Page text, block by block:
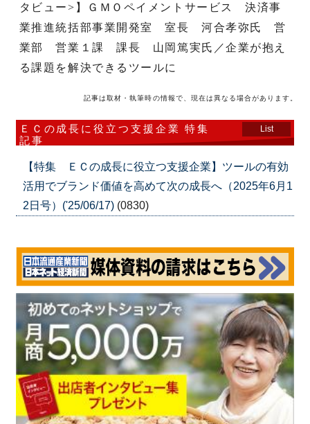
タビュー>】ＧＭＯペイメントサービス 決済事
業推進統括部事業開発室 室長 河合孝弥氏 営
業部 営業１課 課長 山岡篤実氏／企業が抱え
る課題を解決できるツールに
記事は取材・執筆時の情報で、現在は異なる場合があります。
ＥＣの成長に役立つ支援企業 特集
記事
List
【特集 ＥＣの成長に役立つ支援企業】ツールの有効
活用でブランド価値を高めて次の成長へ（2025年6月1
2日号）('25/06/17) (0830)